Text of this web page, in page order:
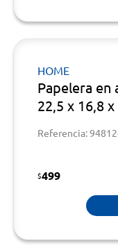
HOME
Papelera en
22,5 x 16,8
Referencia:
$499